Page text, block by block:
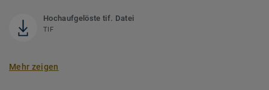
Hochaufgelöste tif. Datei
TIF
Mehr zeigen